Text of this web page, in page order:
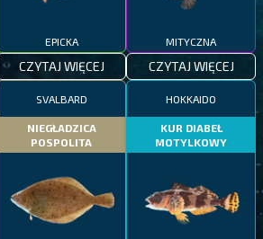
EPICKA
CZYTAJ WIĘCEJ
MITYCZNA
CZYTAJ WIĘCEJ
SVALBARD
NIEGŁADZICA
POSPOLITA
HOKKAIDO
KUR DIABEŁ
MOTYLKOWY